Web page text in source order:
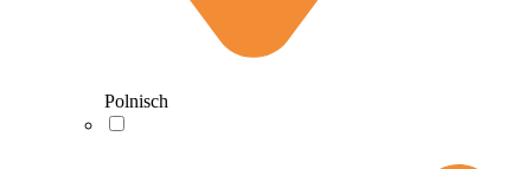
Polnisch